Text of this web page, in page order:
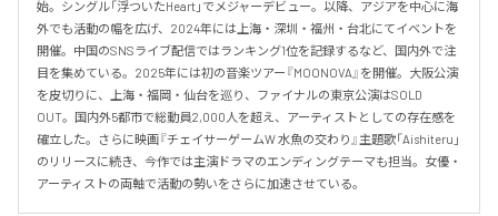
始。シングル「浮ついたHeart」でメジャーデビュー。以降、アジアを中心に海
外でも活動の幅を広げ、2024年には上海・深圳・福州・台北にてイベントを
開催。中国のSNSライブ配信ではランキング1位を記録するなど、国内外で注
目を集めている。2025年には初の音楽ツアー『MOONOVA』を開催。大阪公演
を皮切りに、上海・福岡・仙台を巡り、ファイナルの東京公演はSOLD
OUT。国内外5都市で総動員2,000人を超え、アーティストとしての存在感を
確立した。さらに映画『チェイサーゲームW 水魚の交わり』主題歌「Aishiteru」
のリリースに続き、今作では主演ドラマのエンディングテーマも担当。女優・
アーティストの両軸で活動の勢いをさらに加速させている。